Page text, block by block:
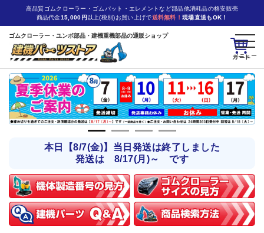
カート
高品質ゴムクローラー・ゴムパット・エレメントなど部品他消耗品の格安販売
商品代金15,000円 以上(税別)お買い上げで送料無料！ 現場直送もOK！
ゴムクローラー・ユンボ部品・建機重機部品の通販ショップ
本日【8/7(金)】当日発送は終了しました
発送は 8/17(月)～ です